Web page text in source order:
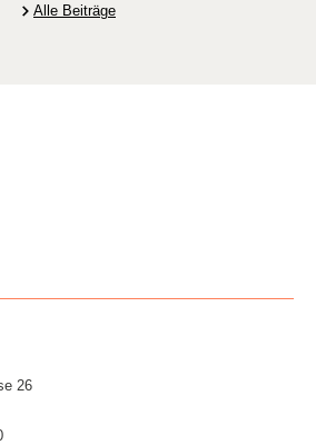
Alle Beiträge
26